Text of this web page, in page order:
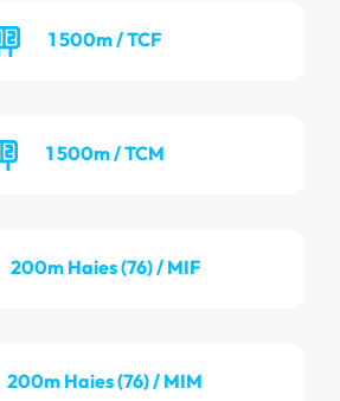
1 500m / TCF
1 500m / TCM
200m Haies (76) / MIF
200m Haies (76) / MIM